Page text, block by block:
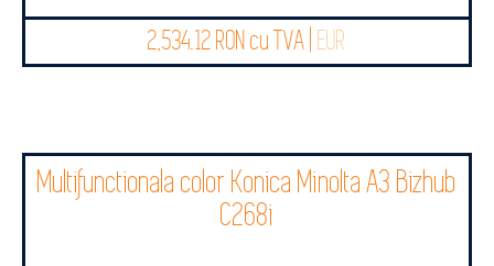
2,534.12 RON cu TVA | EUR
Multifunctionala color Konica Minolta A3 Bizhub
C268i